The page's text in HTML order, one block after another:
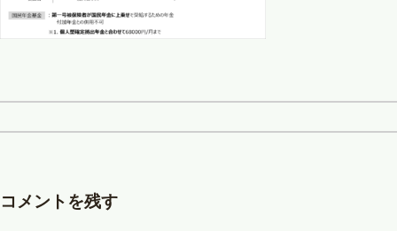
コメントを残す